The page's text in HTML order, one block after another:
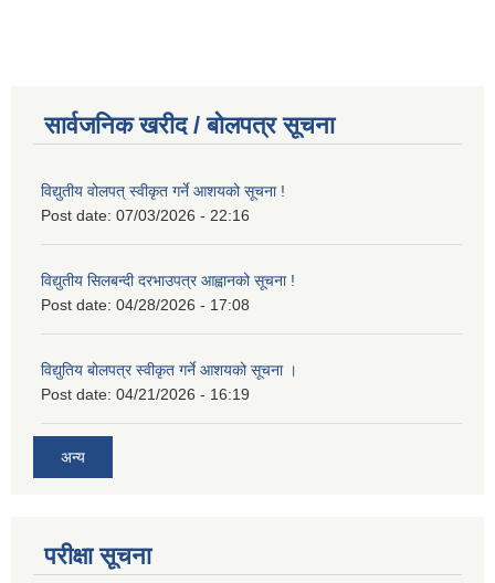
सार्वजनिक खरीद / बोलपत्र सूचना
विद्युतीय वोलपत् स्वीकृत गर्ने आशयको सूचना !
Post date: 07/03/2026 - 22:16
विद्युतीय सिलबन्दी दरभाउपत्र आह्वानको सूचना !
Post date: 04/28/2026 - 17:08
विद्युतिय बोलपत्र स्वीकृत गर्ने आशयको सूचना ।
Post date: 04/21/2026 - 16:19
अन्य
परीक्षा सूचना